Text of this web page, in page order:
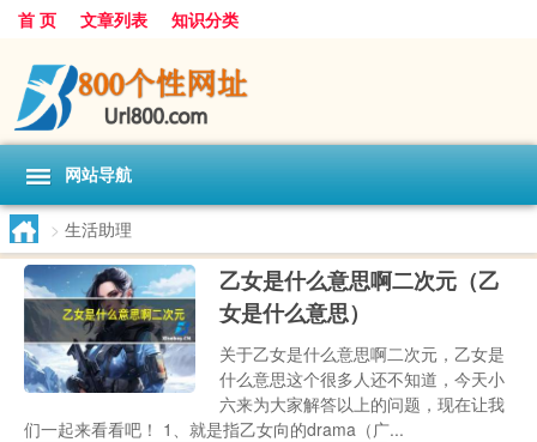
首 页 文章列表 知识分类
网站导航
> 生活助理
乙女是什么意思啊二次元（乙
女是什么意思）
关于乙女是什么意思啊二次元，乙女是
什么意思这个很多人还不知道，今天小
六来为大家解答以上的问题，现在让我
们一起来看看吧！ 1、就是指乙女向的drama（广...